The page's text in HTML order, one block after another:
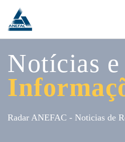
Notícias e
Radar ANEFAC - Noticias de